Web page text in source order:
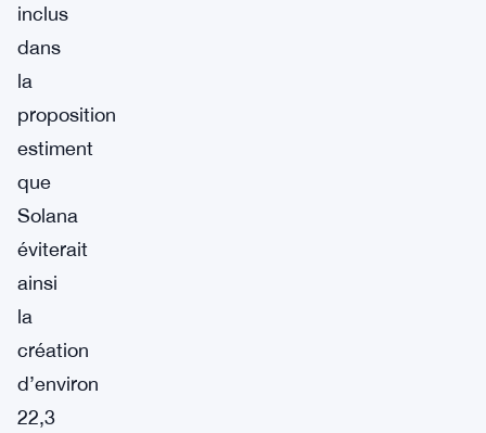
inclus
dans
la
proposition
estiment
que
Solana
éviterait
ainsi
la
création
d’environ
22,3